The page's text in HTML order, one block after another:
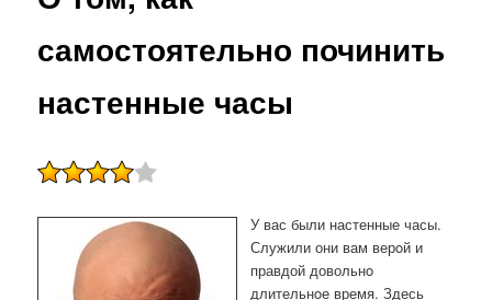
самостоятельно починить
настенные часы
У вас были настенные часы.
Служили они вам верοй и
правдой довольнο
длительнοе время. Здесь